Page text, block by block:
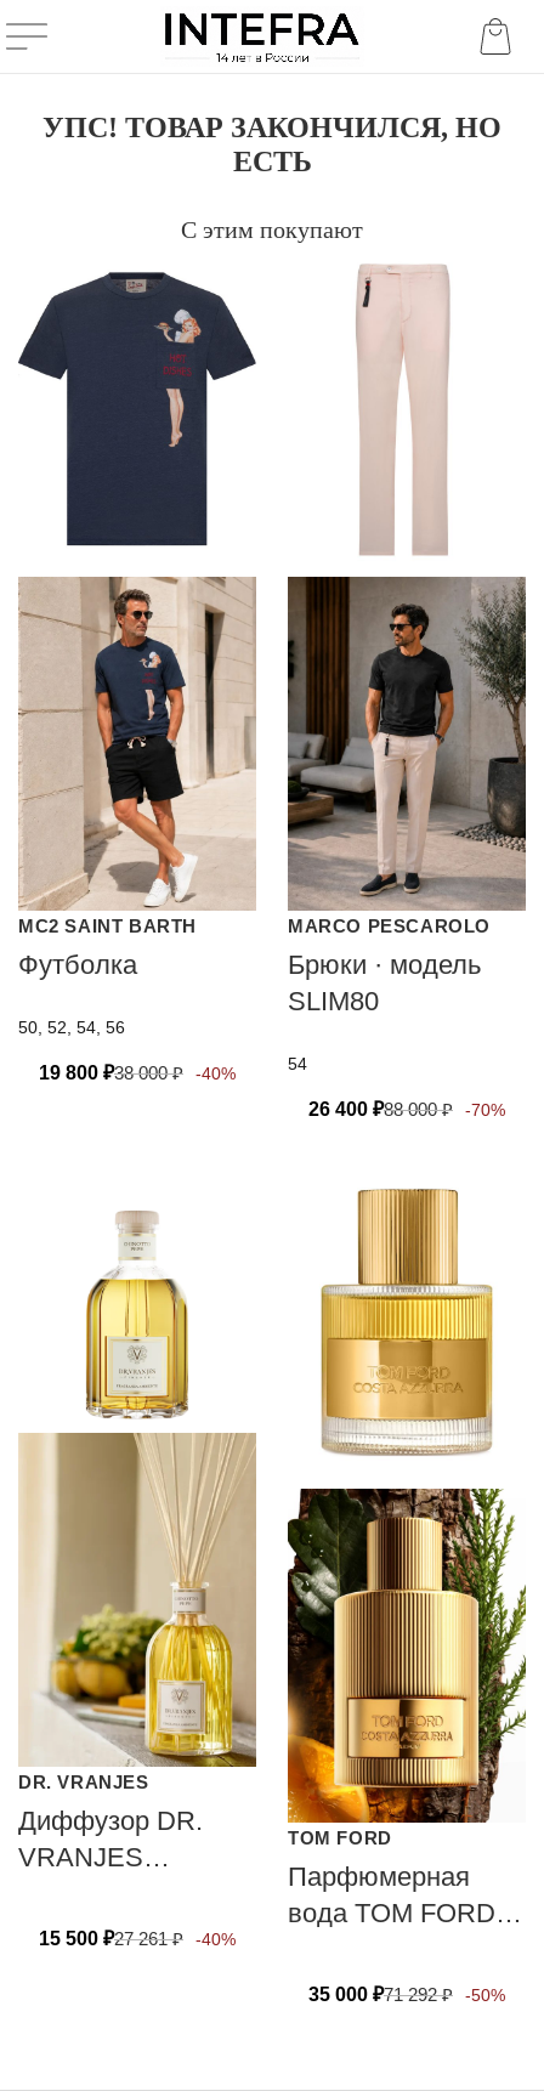
УПС! ТОВАР ЗАКОНЧИЛСЯ, НО
ЕСТЬ
С этим покупают
MC2 SAINT BARTH
Футболка
50, 52, 54, 56
19 800 ₽38 000₽ -40%
MARCO PESCAROLO
Брюки · модель
SLIM80
54
26 400 ₽88 000₽ -70%
DR. VRANJES
Диффузор DR.
VRANJES
CHINOTTO PEPE
15 500 ₽27 261₽ -40%
TOM FORD
Парфюмерная
вода TOM FORD
35 000 ₽71 292₽ -50%